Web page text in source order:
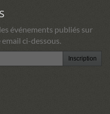
événements publiés sur
ci-dessous.
Inscription